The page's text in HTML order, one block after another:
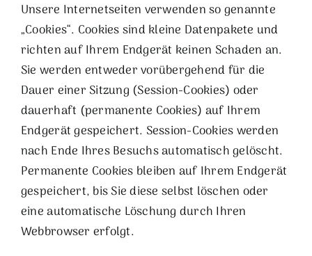
Unsere Internetseiten verwenden so genannte
„Cookies“. Cookies sind kleine Datenpakete und
richten auf Ihrem Endgerät keinen Schaden an.
Sie werden entweder vorübergehend für die
Dauer einer Sitzung (Session-Cookies) oder
dauerhaft (permanente Cookies) auf Ihrem
Endgerät gespeichert. Session-Cookies werden
nach Ende Ihres Besuchs automatisch gelöscht.
Permanente Cookies bleiben auf Ihrem Endgerät
gespeichert, bis Sie diese selbst löschen oder
eine automatische Löschung durch Ihren
Webbrowser erfolgt.